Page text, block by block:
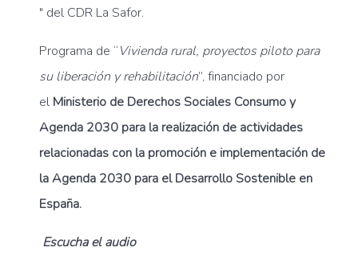
" del CDR La Safor.
Programa de “Vivienda rural, proyectos piloto para
su liberación y rehabilitación”, financiado por
el Ministerio de Derechos Sociales Consumo y
Agenda 2030 para la realización de actividades
relacionadas con la promoción e implementación de
la Agenda 2030 para el Desarrollo Sostenible en
España.
Escucha el audio